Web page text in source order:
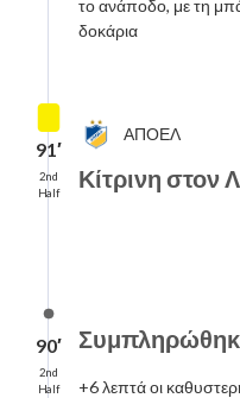
το ανάποδο, με τη
δοκάρια
91′
2nd
Half
ΑΠΟΕΛ
Κίτρινη στον
90′
2nd
Half
+6 λεπτά οι